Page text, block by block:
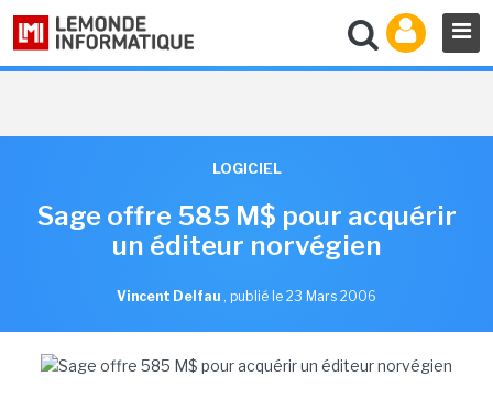
LOGICIEL
Sage offre 585 M$ pour acquérir
un éditeur norvégien
Vincent Delfau , publié le 23 Mars 2006